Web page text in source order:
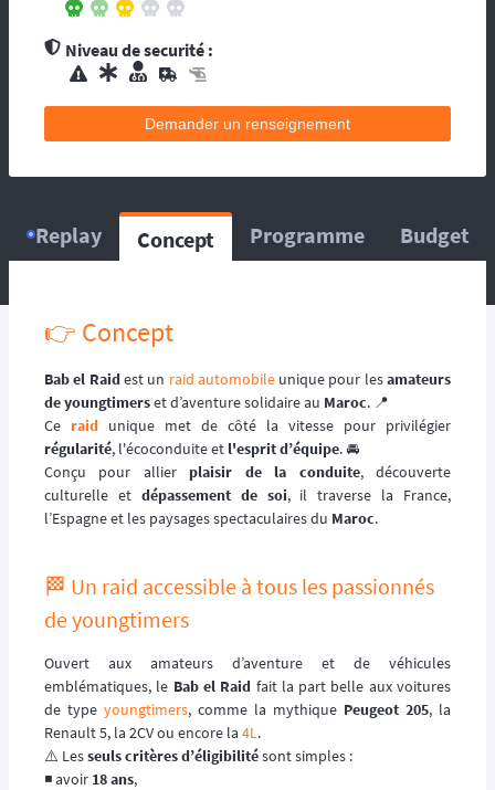
Niveau de securité :
contacts d’assistance médicale locale.
L’organisation dispose de médecin(s), et
d’une équipe médicale. Ils se répartissent sur
le circuit, ou suivent la progression de la
course. La balise satellitaire est fortement
conseillée pour les accidents qui pourraient
L’organisation dispose d’au moins une
poste ainsi que des médecins et équipes
médicales qui se répartissent sur le circuit,
ainsi que des médecins et équipes médicales
progression de la course.
Demander un renseignement
Replay Concept Programme Budget
👉 Concept
Bab el Raid est un raid automobileunique pour lesamateurs
de youngtimerset d’aventure solidaire au Maroc. 📍
Ce raid unique met de côté la vitesse pour privilégier
régularité, l'écoconduite et l'esprit d’équipe. 🚘️
Conçu pour allier plaisir de la conduite, découverte
culturelle et dépassement de soi, il traverse la France,
l’Espagne et les paysages spectaculaires du Maroc.
🏁 Un raid accessible à tous les passionnés
de youngtimers
Ouvert aux amateurs d’aventure et de véhicules
emblématiques, le Bab el Raid fait la part belle aux voitures
de type youngtimers, comme la mythique Peugeot 205, la
Renault 5, la 2CV ou encore la 4L .
⚠️ Lesseuls critères d’éligibilitésont simples :
◾️ avoir 18 ans,